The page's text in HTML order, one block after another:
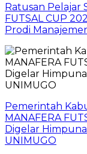
Ratusan Pelajar
FUTSAL CUP
Prodi
Pemerintah
MANAFERA
Digelar
UNIMUGO